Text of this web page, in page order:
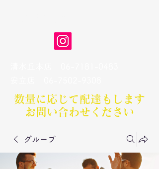
数量に応じて配達もします​
お問い合わせください
グループ